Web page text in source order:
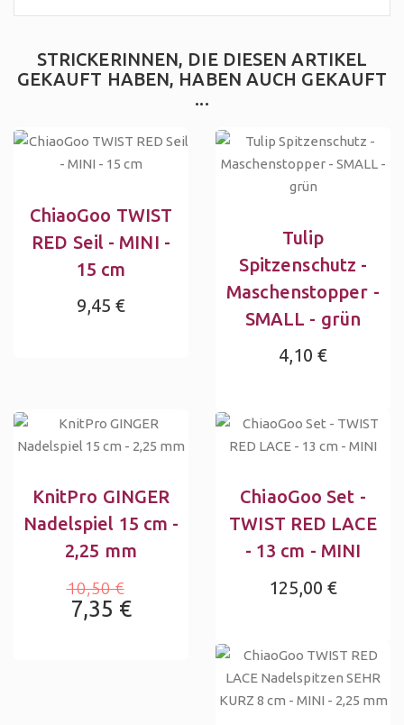
STRICKERINNEN, DIE DIESEN ARTIKEL
GEKAUFT HABEN, HABEN AUCH GEKAUFT
...
ChiaoGoo TWIST
RED Seil - MINI -
15 cm
9,45 €
Tulip
Spitzenschutz -
Maschenstopper -
SMALL - grün
4,10 €
KnitPro GINGER
Nadelspiel 15 cm -
2,25 mm
10,50 €
7,35 €
ChiaoGoo Set -
TWIST RED LACE
- 13 cm - MINI
125,00 €